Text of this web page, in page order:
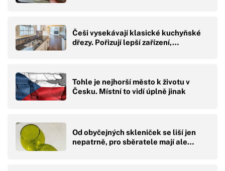
Češi vysekávají klasické kuchyňské
dřezy. Pořizují lepší zařízení,…
Tohle je nejhorší město k životu v
Česku. Místní to vidí úplně jinak
Od obyčejných skleniček se liší jen
nepatrně, pro sběratele mají ale…